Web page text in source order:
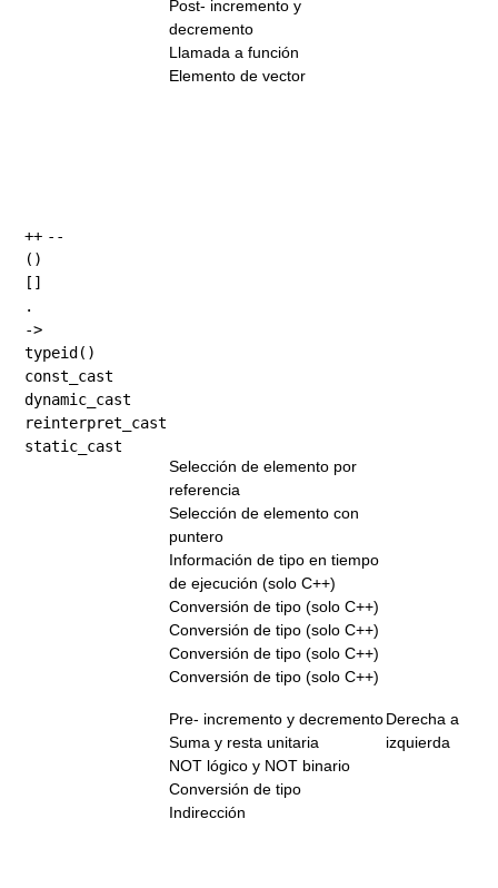
++ --
()
[]
.
->
typeid()
const_cast
dynamic_cast
reinterpret_cast
static_cast
Post- incremento y
decremento
Llamada a función
Elemento de vector
Selección de elemento por
referencia
Selección de elemento con
puntero
Información de tipo en tiempo
de ejecución (solo C++)
Conversión de tipo (solo C++)
Conversión de tipo (solo C++)
Conversión de tipo (solo C++)
Conversión de tipo (solo C++)
Pre- incremento y decremento
Suma y resta unitaria
NOT lógico y NOT binario
Conversión de tipo
Indirección
Derecha a
izquierda